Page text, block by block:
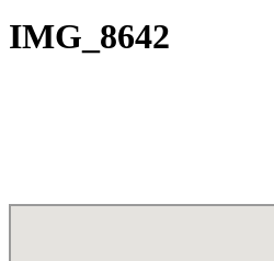
IMG_8642